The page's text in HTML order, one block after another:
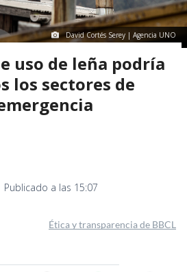
David Cortés Serey | Agencia UNO
uso de leña podría
los sectores de
a las 15:07
Ética y transparencia de BBCL